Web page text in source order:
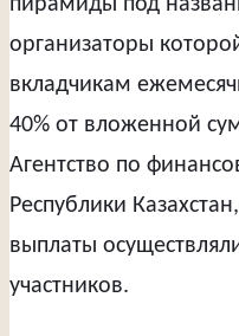
организаторы
вкладчикам
40% от вложенной
Агентство по
Республики
выплаты
участников.